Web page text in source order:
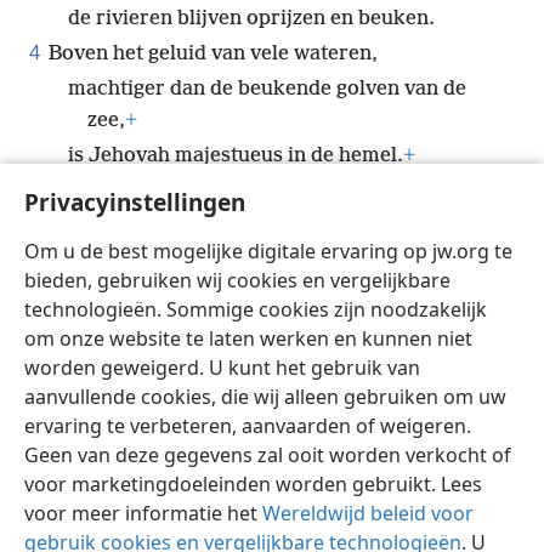
Privacyinstellingen
Om u de best mogelijke digitale ervaring op jw.org te
bieden, gebruiken wij cookies en vergelijkbare
technologieën. Sommige cookies zijn noodzakelijk
om onze website te laten werken en kunnen niet
worden geweigerd. U kunt het gebruik van
aanvullende cookies, die wij alleen gebruiken om uw
ervaring te verbeteren, aanvaarden of weigeren.
Geen van deze gegevens zal ooit worden verkocht of
voor marketingdoeleinden worden gebruikt. Lees
voor meer informatie hetWereldwijd beleid voor
gebruik cookies en vergelijkbare technologieën. U
de rivieren blijven oprijzen en beuken.
4 Boven het geluid van vele wateren,
machtiger dan de beukende golven van de
zee,+
is Jehovah majestueus in de hemel.+
5 Uw richtlijnen *
altijd.
Nederlands Delen Instellingen
Copyright © 2026 Watch Tower Bible and Tract Society of Pennsylvania
Gebruiksvoorwaarden Privacybeleid
Privacyinstellingen
Inloggen